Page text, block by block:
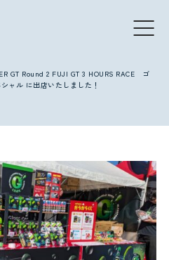
GT Round 2 FUJI GT 3 HOURS RACE ゴ
ャル に出店いたしました！